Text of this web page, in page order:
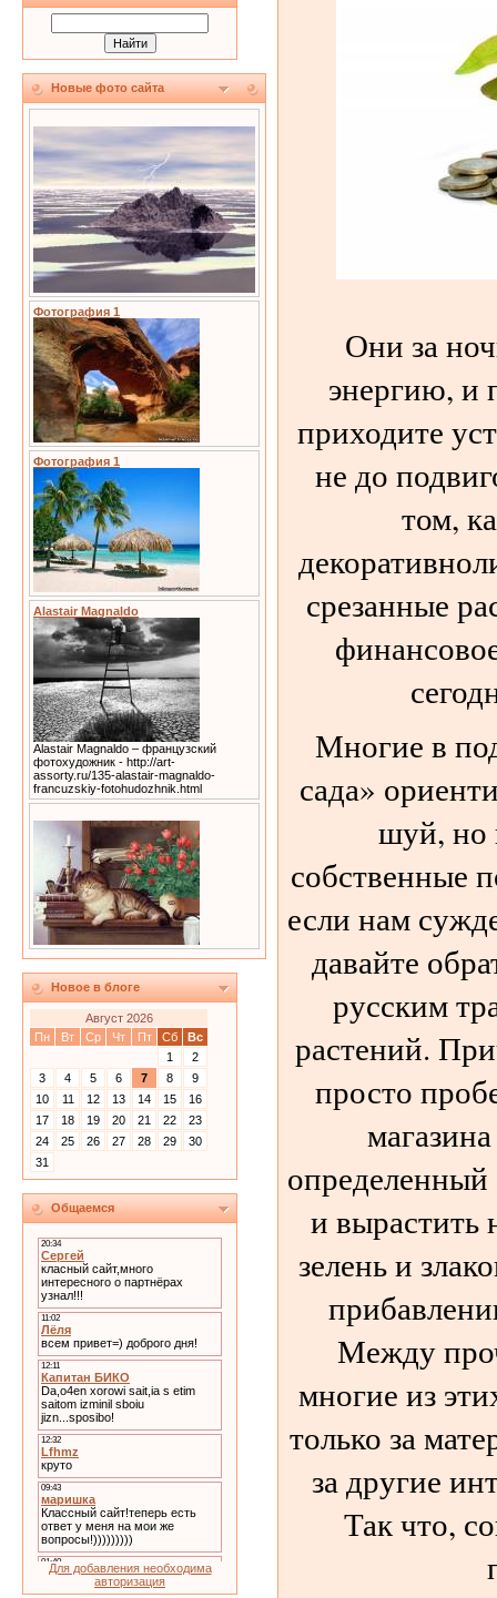
Новые фото сайта
Фотография 1
Фотография 1
Alastair Magnaldo
Alastair Magnaldo – французский
фотохудожник - http://art-
assorty.ru/135-alastair-magnaldo-
francuzskiy-fotohudozhnik.html
Новое в блоге
Август 2026
Пн
Вт Ср Чт Пт Сб
Вс
1
2
3
4 5 6 7 8
9
10
11 12 13 14 15
16
17
18 19 20 21 22
23
24
25 26 27 28 29
30
31
Общаемся
Для добавления необходима
авторизация
Они за
энергию, и
приходите
не до
том,
срезанные
Многие в
сада»
шуй, но
собственные
если нам
давайте
русским
растений.
просто
и вырастить
зелень и
Между
многие из
только за
за другие
Так что,